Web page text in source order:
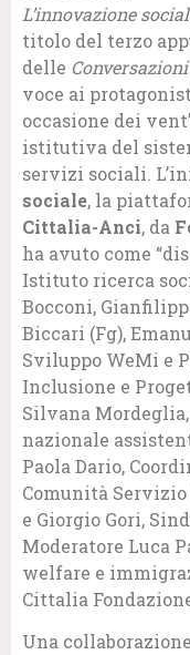
L’innovazione
titolo del terzo
delle
voce ai
occasione dei
istitutiva del
servizi sociali.
sociale, la
Cittalia-Anci, da
ha avuto come
Istituto ricerca
Bocconi,
Biccari (Fg),
Sviluppo WeMi e
Inclusione e
Silvana
nazionale
Paola Dario,
Comunità
e Giorgio Gori,
Moderatore Luca
welfare e
Cittalia
Una